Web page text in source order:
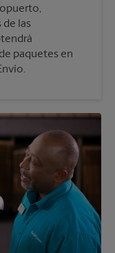
de las
paquetes en